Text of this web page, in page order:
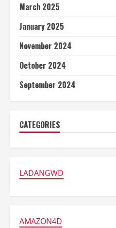
March 2025
January 2025
November 2024
October 2024
September 2024
CATEGORIES
LADANGWD
AMAZON4D